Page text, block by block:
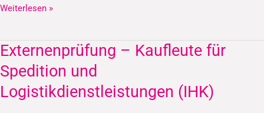
Weiterlesen »
Externenprüfung – Kaufleute für
Spedition und
Logistikdienstleistungen (IHK)
Externenprüfung
–
Kaufleute
für